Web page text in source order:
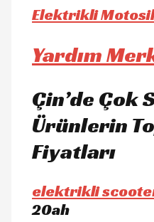
Elektrikli
Yardım
Çin’de Çok
Ürünlerin
Fiyatları
elektrikli
20ah